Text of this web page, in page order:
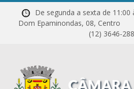
De segunda a sexta de
Dom Epaminondas, 08,
(12) 3646-